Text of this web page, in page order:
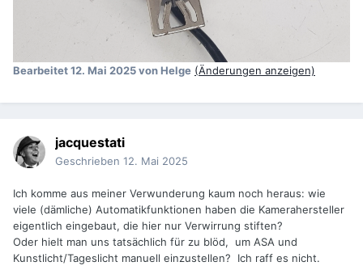
Bearbeitet12. Mai 2025von Helge (Änderungen anzeigen)
jacquestati
Geschrieben 12. Mai 2025
Ich komme aus meiner Verwunderung kaum noch heraus: wie
viele (dämliche) Automatikfunktionen haben die Kamerahersteller
eigentlich eingebaut, die hier nur Verwirrung stiften?
Oder hielt man uns tatsächlich für zu blöd, um ASA und
Kunstlicht/Tageslicht manuell einzustellen? Ich raff es nicht.